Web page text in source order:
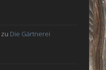
zu Die Gärtnerei